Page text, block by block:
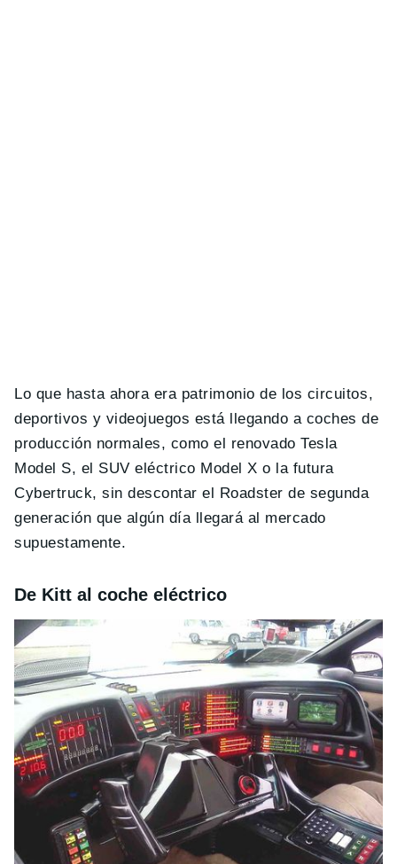
Lo que hasta ahora era patrimonio de los circuitos,
deportivos y videojuegos está llegando a coches de
producción normales, como el renovado Tesla
Model S, el SUV eléctrico Model X o la futura
Cybertruck, sin descontar el Roadster de segunda
generación que algún día llegará al mercado
supuestamente.
De Kitt al coche eléctrico